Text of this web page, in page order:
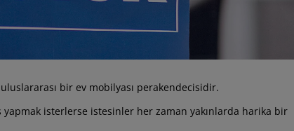
bir ev mobilyası perakendecisidir.
yapmak isterlerse istesinler her zaman yakınlarda harika bir